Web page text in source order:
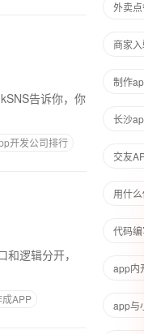
开发公司排行
APP
外卖
商家
制作
长沙
交友
用什么
代码编
app内
app与